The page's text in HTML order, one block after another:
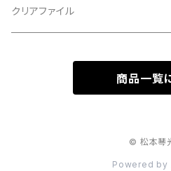
胴板
クリアファイル
商品一覧
© 松本琴
Powered by